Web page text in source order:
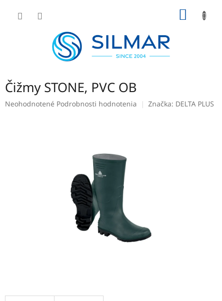
Čižmy STONE, PVC OB
Priemerné
Neohodnotené Podrobnosti hodnotenia Značka: DELTA PLUS